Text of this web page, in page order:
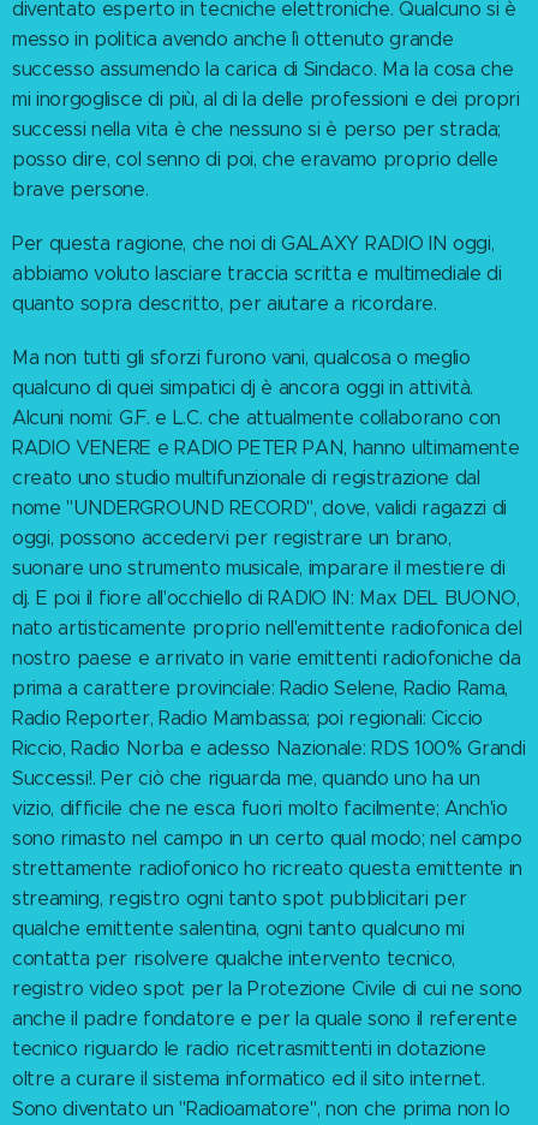
diventato esperto in tecniche elettroniche. Qualcuno si è
messo in politica avendo anche lì ottenuto grande
successo assumendo la carica di Sindaco. Ma la cosa che
mi inorgoglisce di più, al di la delle professioni e dei propri
successi nella vita è che nessuno si è perso per strada;
posso dire, col senno di poi, che eravamo proprio delle
brave persone.
Per questa ragione, che noi di GALAXY RADIO IN oggi,
abbiamo voluto lasciare traccia scritta e multimediale di
quanto sopra descritto, per aiutare a ricordare.
Ma non tutti gli sforzi furono vani, qualcosa o meglio
qualcuno di quei simpatici dj è ancora oggi in attività.
Alcuni nomi: G.F. e L.C. che attualmente collaborano con
RADIO VENERE e RADIO PETER PAN, hanno ultimamente
creato uno studio multifunzionale di registrazione dal
nome "UNDERGROUND RECORD", dove, validi ragazzi di
oggi, possono accedervi per registrare un brano,
suonare uno strumento musicale, imparare il mestiere di
dj. E poi il fiore all'occhiello di RADIO IN: Max DEL BUONO,
nato artisticamente proprio nell'emittente radiofonica del
nostro paese e arrivato in varie emittenti radiofoniche da
prima a carattere provinciale: Radio Selene, Radio Rama,
Radio Reporter, Radio Mambassa; poi regionali: Ciccio
Riccio, Radio Norba e adesso Nazionale: RDS 100% Grandi
Successi!. Per ciò che riguarda me, quando uno ha un
vizio, difficile che ne esca fuori molto facilmente; Anch'io
sono rimasto nel campo in un certo qual modo; nel campo
strettamente radiofonico ho ricreato questa emittente in
streaming, registro ogni tanto spot pubblicitari per
qualche emittente salentina, ogni tanto qualcuno mi
contatta per risolvere qualche intervento tecnico,
registro video spot per la Protezione Civile di cui ne sono
anche il padre fondatore e per la quale sono il referente
tecnico riguardo le radio ricetrasmittenti in dotazione
oltre a curare il sistema informatico ed il sito internet.
Sono diventato un "Radioamatore", non che prima non lo